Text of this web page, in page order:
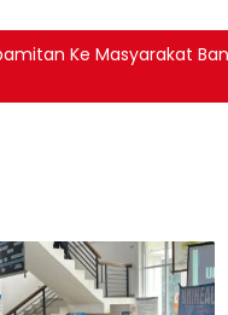
Ke Masyarakat